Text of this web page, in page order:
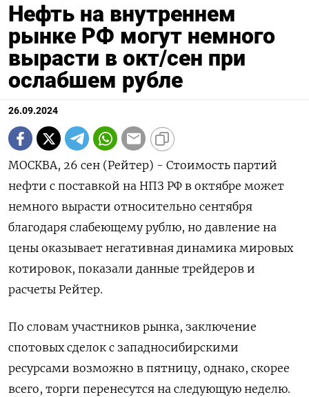
Нефть на внутреннем
рынке РФ могут немного
вырасти в окт/сен при
ослабшем рубле
26.09.2024
МОСКВА, 26 сен (Рейтер) - Стоимость партий
нефти с поставкой на НПЗ РФ в октябре может
немного вырасти относительно сентября
благодаря слабеющему рублю, но давление на
цены оказывает негативная динамика мировых
котировок, показали данные трейдеров и
расчеты Рейтер.
По словам участников рынка, заключение
спотовых сделок с западносибирскими
ресурсами возможно в пятницу, однако, скорее
всего, торги перенесутся на следующую неделю.